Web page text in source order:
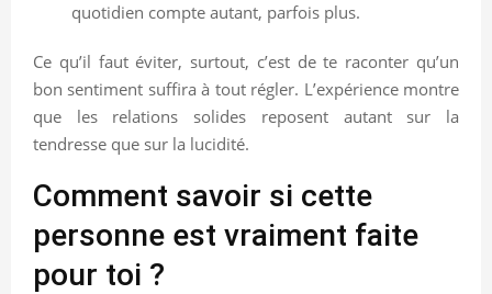
quotidien compte autant, parfois plus.
Ce qu’il faut éviter, surtout, c’est de te raconter qu’un
bon sentiment suffira à tout régler. L’expérience montre
que les relations solides reposent autant sur la
tendresse que sur la lucidité.
Comment savoir si cette
personne est vraiment faite
pour toi ?